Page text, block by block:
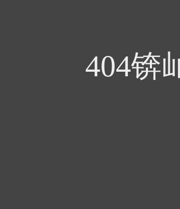
404锛